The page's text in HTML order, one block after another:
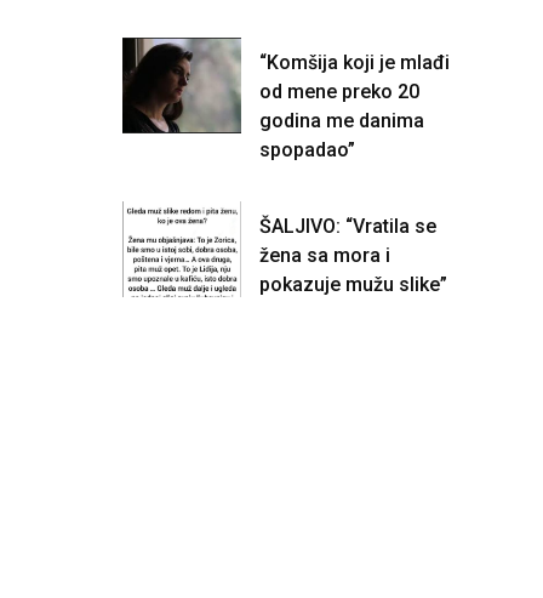
“Komšija koji je mlađi
od mene preko 20
godina me danima
spopadao”
ŠALJIVO: “Vratila se
žena sa mora i
pokazuje mužu slike”